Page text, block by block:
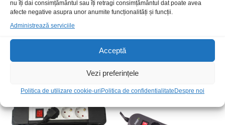
nu îți dai consimțământul sau îți retragi consimțământul dat poate avea
afecte negative asupra unor anumite funcționalități și funcții.
Administrează serviciile
Acceptă
Vezi preferințele
Politica de utilizare cookie-uri Politica de confidentialitate Despre noi
Rasnita cafea Q156320
Prelungitor 10c 5m 2xUSB
alb+intrerupator 3×2.5mmp
85,00lei/Buc
Stoc epuizat Stoc epuizat